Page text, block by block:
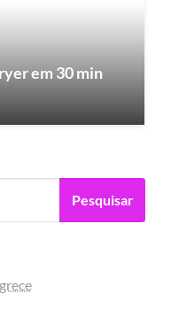
em 30 min
Pesquisar